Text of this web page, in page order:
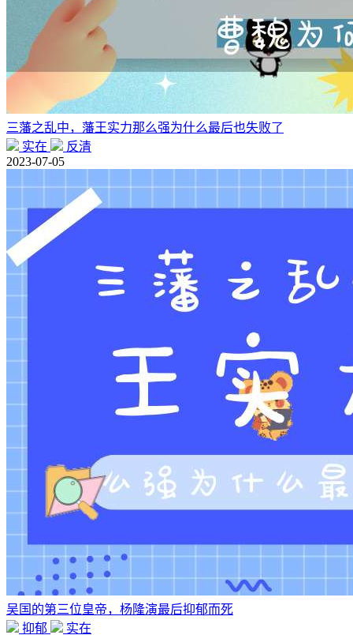
三藩之乱中，藩王实力那么强为什么最后也失败了
实在
反清
2023-07-05
吴国的第三位皇帝，杨隆演最后抑郁而死
抑郁
实在